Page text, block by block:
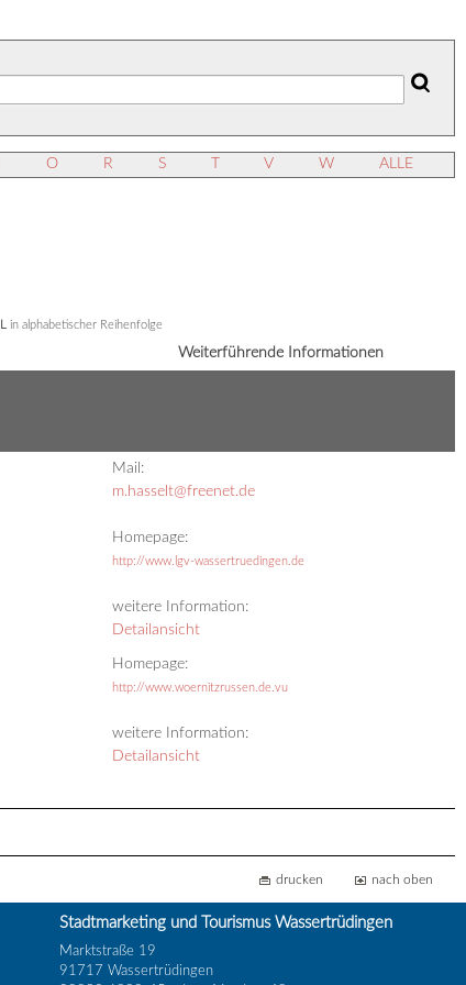
O R S V W ALLE
in alphabetischer Reihenfolge
Weiterführende Informationen
Mail:
m.hasselt@freenet.de
Homepage:
http://www.lgv-wassertruedingen.de
weitere Information:
Detailansicht
Homepage:
http://www.woernitzrussen.de.vu
weitere Information:
Detailansicht
drucken nach oben
Stadtmarketing und Tourismus Wassertrüdingen
Marktstraße 19
91717 Wassertrüdingen